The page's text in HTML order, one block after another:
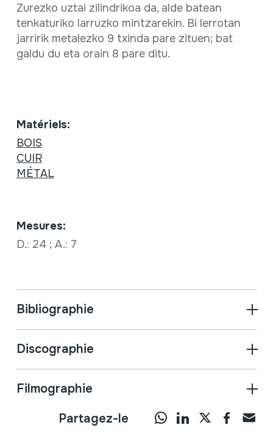
Zurezko uztai zilindrikoa da, alde batean
tenkaturiko larruzko mintzarekin. Bi lerrotan
jarririk metalezko 9 txinda pare zituen; bat
galdu du eta orain 8 pare ditu.
Matériels:
BOIS
CUIR
MÉTAL
Mesures:
D.: 24 ; A.: 7
Bibliographie
Discographie
Filmographie
Partagez-le